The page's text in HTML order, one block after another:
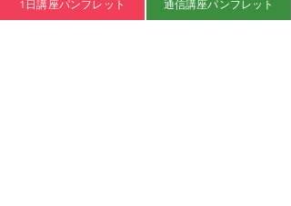
1日講座パンフレット 通信講座パンフレット